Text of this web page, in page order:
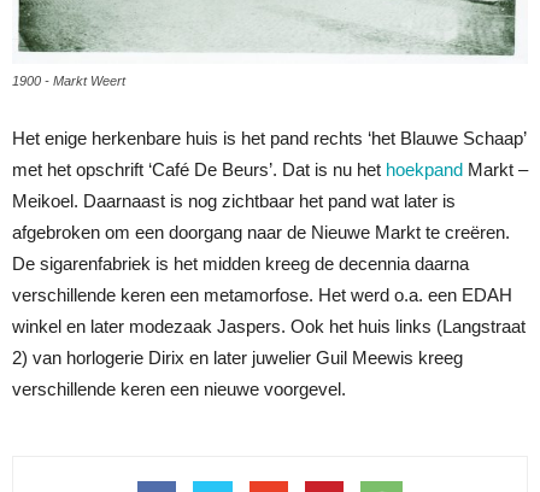
1900 - Markt Weert
Het enige herkenbare huis is het pand rechts ‘het Blauwe Schaap’
met het opschrift ‘Café De Beurs’. Dat is nu het hoekpand Markt –
Meikoel. Daarnaast is nog zichtbaar het pand wat later is
afgebroken om een doorgang naar de Nieuwe Markt te creëren.
De sigarenfabriek is het midden kreeg de decennia daarna
verschillende keren een metamorfose. Het werd o.a. een EDAH
winkel en later modezaak Jaspers. Ook het huis links (Langstraat
2) van horlogerie Dirix en later juwelier Guil Meewis kreeg
verschillende keren een nieuwe voorgevel.